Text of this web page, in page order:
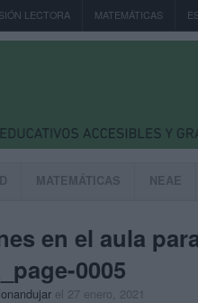
LECTORA MATEMÁTICAS
MATEMÁTICAS NEAE
en el aula
0005
el 27 enero, 2021